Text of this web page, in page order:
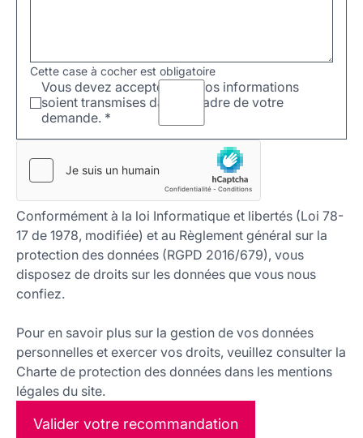
Cette case à cocher est obligatoire
Vous devez accepter que vos informations
soient transmises dans le cadre de votre
demande. *
Conformément à la loi Informatique et libertés (Loi 78-
17 de 1978, modifiée) et au Règlement général sur la
protection des données (RGPD 2016/679), vous
disposez de droits sur les données que vous nous
confiez.
Pour en savoir plus sur la gestion de vos données
personnelles et exercer vos droits, veuillez consulter la
Charte de protection des données dans les mentions
légales du site.
Valider votre recommandation